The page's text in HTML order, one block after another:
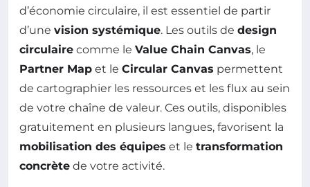
d’économie circulaire, il est essentiel de partir
d’une vision systémique. Les outils de design
circulaire comme le Value Chain Canvas, le
Partner Map et le Circular Canvas permettent
de cartographier les ressources et les flux au sein
de votre chaîne de valeur. Ces outils, disponibles
gratuitement en plusieurs langues, favorisent la
mobilisation des équipes et le transformation
concrète de votre activité.